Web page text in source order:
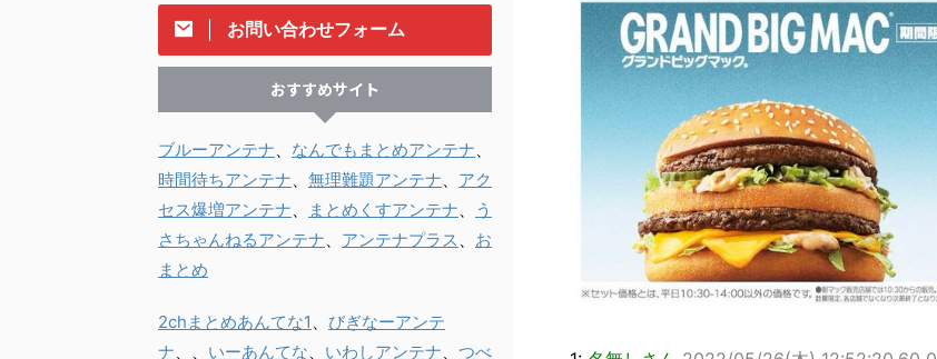
お問い合わせフォーム
おすすめサイト
ブルーアンテナ なんでもまとめアンテナ
時間待ちアンテナ
無理難題アンテナ
アク
セス爆増アンテナ
まとめくすアンテナ
う
さちゃんねるアンテナ
アンテナプラス
お
まとめ
2chまとめあんてな1
びぎなーアンテ
ナ
いーあんてな いわしアンテナ
つべ